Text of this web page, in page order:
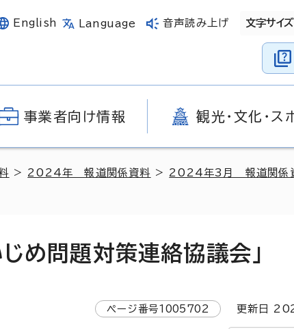
English Language 音声読み上げ 文字サイズ
事業者向け情報 観光・文化・ス
> 2024年 報道関係資料 > 2024年3月 報道関係
め問題対策連絡協議会」
ページ番号1005702 更新日